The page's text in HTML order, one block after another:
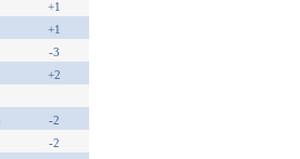
+1
+1
-3
+2
-2
-2